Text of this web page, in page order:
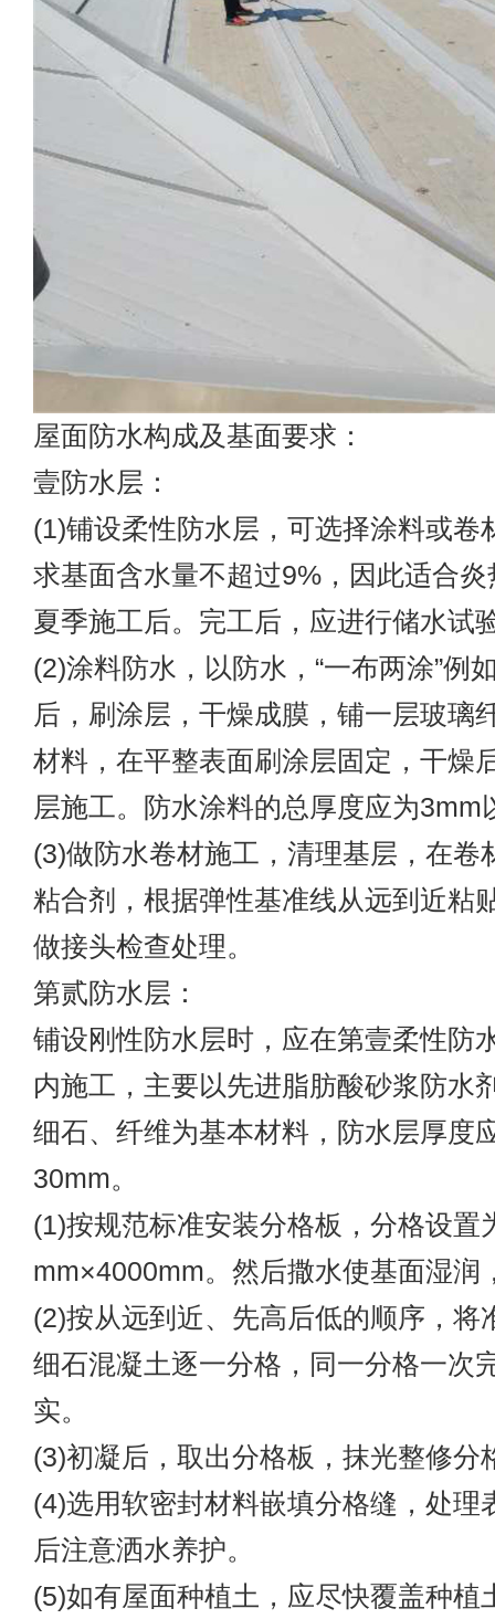
屋面防水构成及基面要求：
壹防水层：
(1)铺设柔性防水层，可选择涂料或卷
求基面含水量不超过9%，因此适合
夏季施工后。完工后，应进行储水试
(2)涂料防水，以防水，“一布两涂”例
后，刷涂层，干燥成膜，铺一层玻璃
材料，在平整表面刷涂层固定，干燥
层施工。防水涂料的总厚度应为3mm
(3)做防水卷材施工，清理基层，在卷
粘合剂，根据弹性基准线从远到近粘
做接头检查处理。
第贰防水层：
铺设刚性防水层时，应在第壹柔性防
内施工，主要以先进脂肪酸砂浆防水
细石、纤维为基本材料，防水层厚度
30mm。
(1)按规范标准安装分格板，分格设置
mm×4000mm。然后撒水使基面湿润
(2)按从远到近、先高后低的顺序，将
细石混凝土逐一分格，同一分格一次
实。
(3)初凝后，取出分格板，抹光整修分
(4)选用软密封材料嵌填分格缝，处理
后注意洒水养护。
(5)如有屋面种植土，应尽快覆盖种植